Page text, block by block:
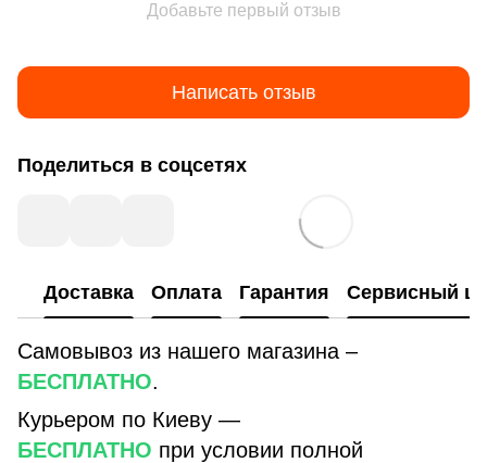
Добавьте первый отзыв
Написать отзыв
Поделиться в соцсетях
Доставка Оплата Гарантия Сервисный
Самовывоз из нашего магазина –
БЕСПЛАТНО.
Курьером по Киеву —
БЕСПЛАТНО при условии полной